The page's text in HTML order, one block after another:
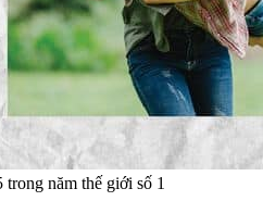
năm thế giới số 1